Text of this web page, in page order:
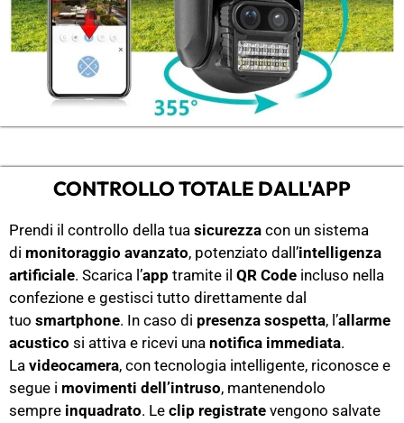
CONTROLLO TOTALE DALL'APP
Prendi il controllo della tua sicurezza con un sistema
di monitoraggio avanzato, potenziato dall’intelligenza
artificiale. Scarica l’app tramite il QR Code incluso nella
confezione e gestisci tutto direttamente dal
tuo smartphone. In caso di presenza sospetta, l’allarme
acustico si attiva e ricevi una notifica immediata.
La videocamera, con tecnologia intelligente, riconosce e
segue i movimenti dell’intruso, mantenendolo
sempre inquadrato. Le clip registrate vengono salvate